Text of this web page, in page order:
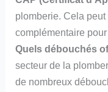
plomberie. Cela
complémentaire
Quels débouchés
secteur de la
de nombreux